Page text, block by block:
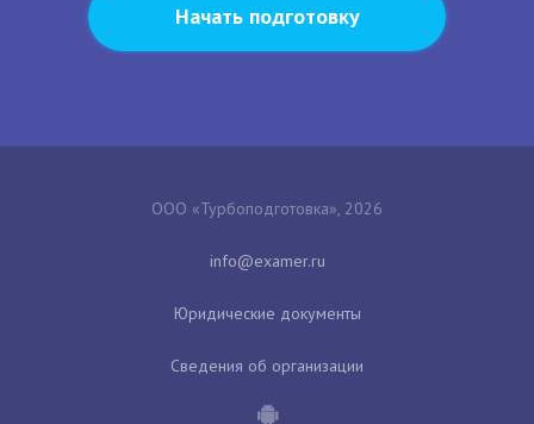
Начать подготовку
ООО «Турбоподготовка», 2026
Юридические документы
Сведения об организации